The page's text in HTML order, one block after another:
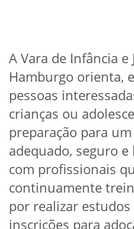
A Vara de Infância
Hamburgo orienta,
pessoas
crianças ou
preparação para
adequado, seguro e
com profissionais
continuamente
por realizar
inscrições para